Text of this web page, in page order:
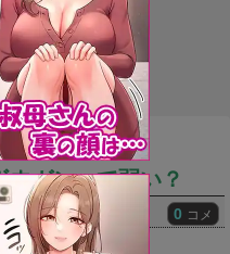
ウガンって弱い？
0 コメ